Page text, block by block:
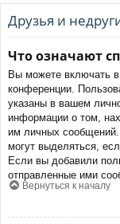
Друзья и
Что означают
Вы можете включать в
конференции.
указаны в вашем
информации о том,
им личных
могут выделяться,
Если вы добавили
отправленные ими
Вернуться к началу